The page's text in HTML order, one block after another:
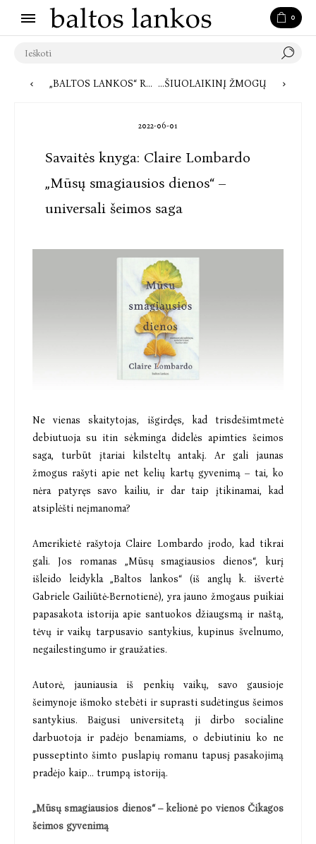
0
„BALTOS LANKOS“ REKOMENDUOJA: 10 KNYGŲ, TAPSIANČIŲ PUIKIA DOVANA TĖČIUI RIBAS TRINANTI JAUTRIAI SKAUSMINGA EMMANUELIO CARREREʼO „JOGA“ – BANDYMAS SUPRASTI ŠIUOLAIKINĮ ŽMOGŲ
2022-06-01
Savaitės knyga: Claire Lombardo
„Mūsų smagiausios dienos“ –
universali šeimos saga
Ne vienas skaitytojas, išgirdęs, kad trisdešimtmetė
debiutuoja su itin sėkminga didelės apimties šeimos
saga, turbūt įtariai kilsteltų antakį. Ar gali jaunas
žmogus rašyti apie net kelių kartų gyvenimą – tai, ko
nėra patyręs savo kailiu, ir dar taip įtikinamai, kad
atsiplėšti neįmanoma?
Amerikietė rašytoja Claire Lombardo įrodo, kad tikrai
gali. Jos romanas „Mūsų smagiausios dienos“, kurį
išleido leidykla „Baltos lankos“ (iš anglų k. išvertė
Gabriele Gailiūtė-Bernotienė), yra jauno žmogaus puikiai
papasakota istorija apie santuokos džiaugsmą ir naštą,
tėvų ir vaikų tarpusavio santykius, kupinus švelnumo,
negailestingumo ir graužaties.
Autorė, jauniausia iš penkių vaikų, savo gausioje
šeimynoje išmoko stebėti ir suprasti sudėtingus šeimos
santykius. Baigusi universitetą ji dirbo socialine
darbuotoja ir padėjo benamiams, o debiutiniu ko ne
pusseptinto šimto puslapių romanu tapusį pasakojimą
pradėjo kaip... trumpą istoriją.
„Mūsų smagiausios dienos“ – kelionė po vienos Čikagos
šeimos gyvenimą